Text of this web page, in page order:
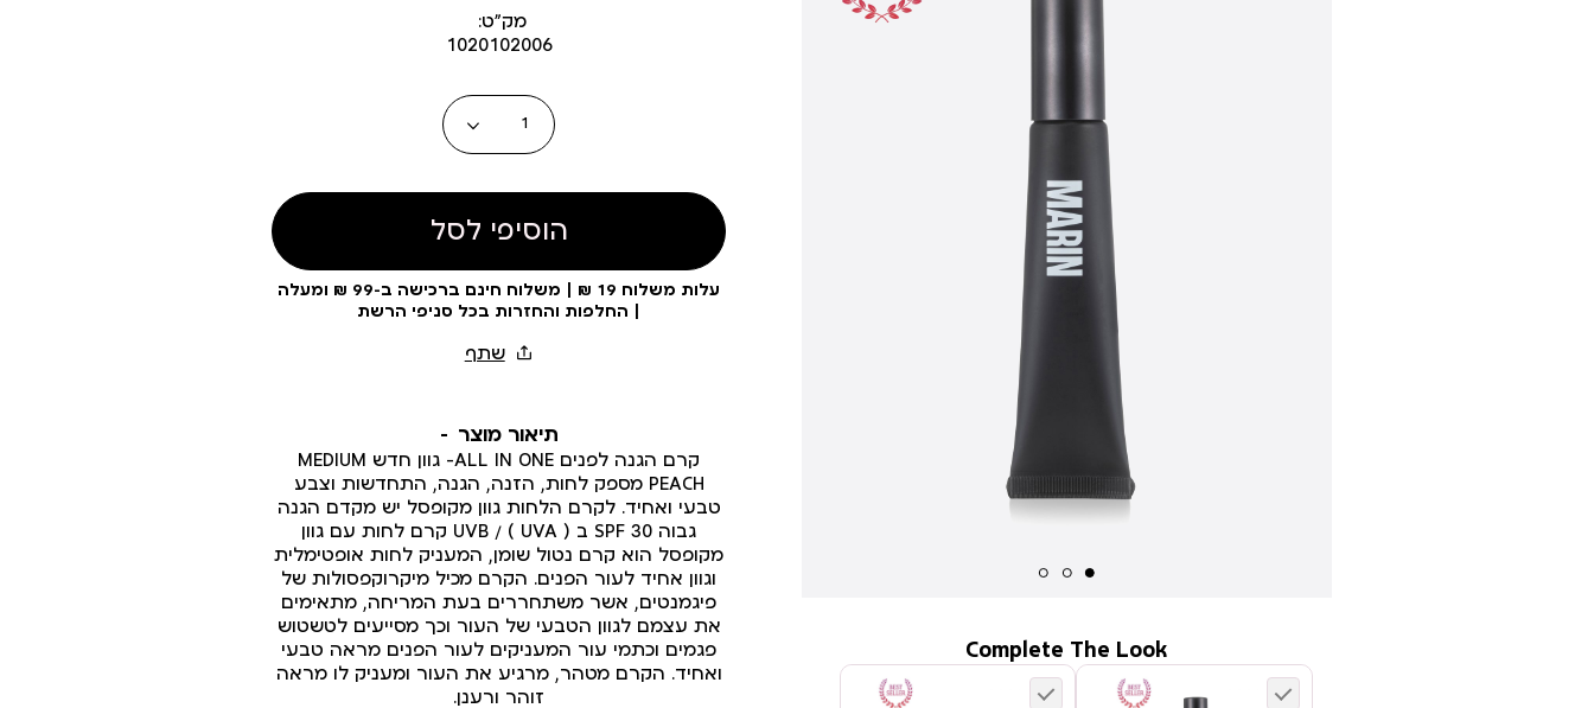
מוצרמק״ט:
1020102006
כמות
הוסיפי לסל
עלות משלוח 19 ₪ | משלוח חינם ברכישה ב-99 ₪ ומעלה
| החלפות והחזרות בכל סניפי הרשת
תיאור מוצר
קרם הגנה לפנים ALL IN ONE- גוון חדש MEDIUM
PEACH מספק לחות, הזנה, הגנה, התחדשות וצבע
טבעי ואחיד. לקרם הלחות גוון מקופסל יש מקדם הגנה
גבוה SPF 30 ב ( UVB / ( UVA קרם לחות עם גוון
מקופסל הוא קרם נטול שומן, המעניק לחות אופטימלית
וגוון אחיד לעור הפנים. הקרם מכיל מיקרוקפסולות של
פיגמנטים, אשר משתחררים בעת המריחה, מתאימים
את עצמם לגוון הטבעי של העור וכך מסייעים לטשטוש
פגמים וכתמי עור המעניקים לעור הפנים מראה טבעי
ואחיד. הקרם מטהר, מרגיע את העור ומעניק לו מראה
זוהר ורענן.
Complete The Look